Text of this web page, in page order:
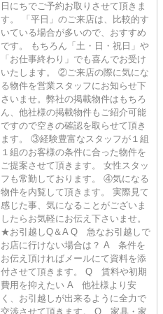
日にちでご予約お取りさせて頂きま
す。 「平日」のご来店は、比較的す
いている場合が多いので、おすすめ
です。 もちろん「土・日・祝日」や
「お仕事終わり」でも喜んでお受け
いたします。 ②ご来店の際に気にな
る物件を営業スタッフにお知らせ下
さいませ。弊社の掲載物件はもちろ
ん、他社様の掲載物件もご紹介可能
ですので空きの確認を取らせて頂き
ます。 ③経験豊富なスタッフが１組
１組のお客様の条件に合った物件を
ご提案させて頂きます。 女性スタッ
フも常勤しております。 ④気になる
物件を内覧して頂きます。 実際見て
感じた事、気になることがございま
したらお気軽にお伝え下さいませ。
★お引越しQ＆A Q 急なお引越しで
お店に行けない場合は？ A 条件を
お伝え頂ければメールにて資料を添
付させて頂きます。 Q 賃料や初期
費用を抑えたい A 他社様より安
く、お引越しが出来るように全力で
交渉させて頂きます。 Q 家具・家